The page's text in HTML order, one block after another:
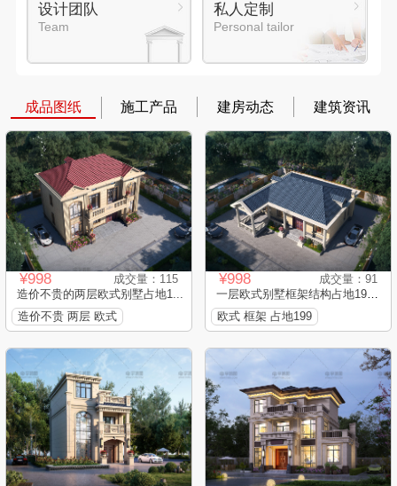
设计团队
Team
私人定制
Personal tailor
成品图纸 施工产品 建房动态 建筑资讯
¥998
成交量：115
造价不贵的两层欧式别墅占地1...
造价不贵 两层 欧式
¥998
成交量：91
一层欧式别墅框架结构占地199...
欧式 框架 占地199